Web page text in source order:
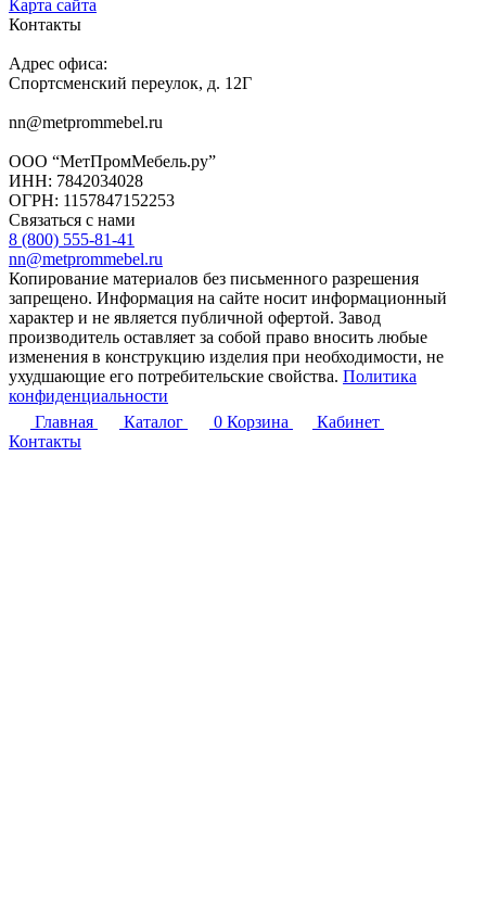
Карта сайта
Контакты
Адрес офиса:
Спортсменский переулок, д. 12Г
nn@metprommebel.ru
ООО “МетПромМебель.ру”
ИНН: 7842034028
ОГРН: 1157847152253
Связаться с нами
8 (800) 555-81-41
nn@metprommebel.ru
Копирование материалов без письменного разрешения
запрещено. Информация на сайте носит информационный
характер и не является публичной офертой. Завод
производитель оставляет за собой право вносить любые
изменения в конструкцию изделия при необходимости, не
ухудшающие его потребительские свойства. Политика
конфиденциальности
Главная
Каталог 0 Корзина
Кабинет
Контакты